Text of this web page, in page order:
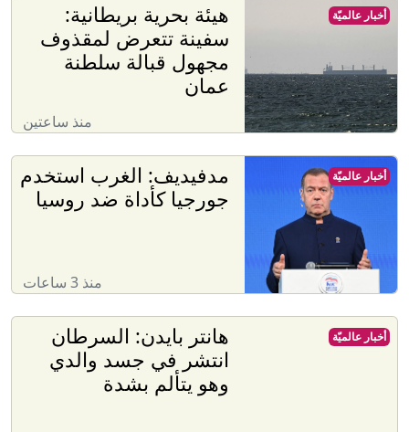
هيئة بحرية بريطانية:
سفينة تتعرض لمقذوف
مجهول قبالة سلطنة
عمان
منذ ساعتين
أخبار عالميّة
مدفيديف: الغرب استخدم
جورجيا كأداة ضد روسيا
منذ 3 ساعات
أخبار عالميّة
هانتر بايدن: السرطان
انتشر في جسد والدي
وهو يتألم بشدة
أخبار عالميّة